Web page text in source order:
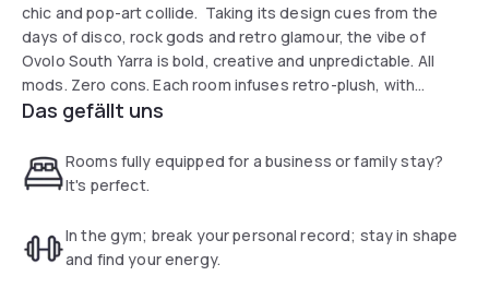
chic and pop-art collide. Taking its design cues from the
days of disco, rock gods and retro glamour, the vibe of
Ovolo South Yarra is bold, creative and unpredictable. All
mods. Zero cons. Each room infuses retro-plush, with
accents of chrome and colour, including four Rockstar
Feed your soul at a unique Ovolo kitchen & bar concept,
inspired by fresh and locally-sourced produce, ethical
and wines sourced from some of Australia's most
progressive producers. South-Yarra - the cosmopolitan
Das gefällt uns
Rooms fully equipped for a business or family stay?
It's perfect.
In the gym; break your personal record; stay in shape
and find your energy.